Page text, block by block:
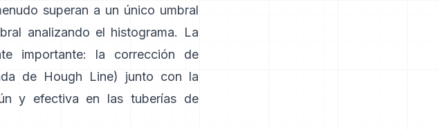
superan a un único umbral
analizando el histograma. La
importante: la corrección de
de Hough Line) junto con la
y efectiva en las tuberías de